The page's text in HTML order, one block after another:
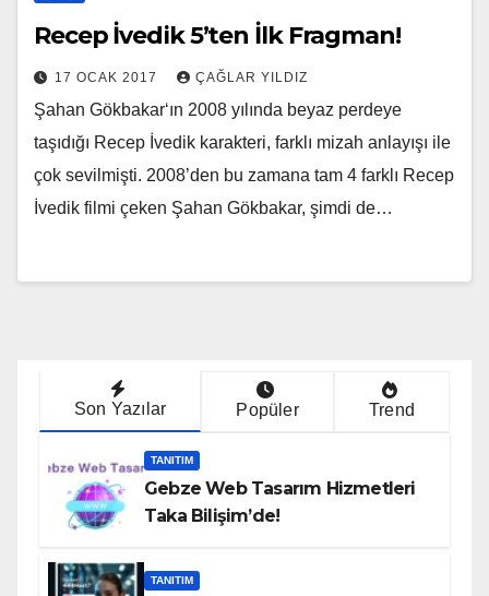
Recep İvedik 5’ten İlk Fragman!
17 OCAK 2017 ÇAĞLAR YILDIZ
Şahan Gökbakar‘ın 2008 yılında beyaz perdeye
taşıdığı Recep İvedik karakteri, farklı mizah anlayışı ile
çok sevilmişti. 2008’den bu zamana tam 4 farklı Recep
İvedik filmi çeken Şahan Gökbakar, şimdi de…
Son Yazılar Popüler Trend
TANITIM
Gebze Web Tasarım Hizmetleri
Taka Bilişim’de!
TANITIM